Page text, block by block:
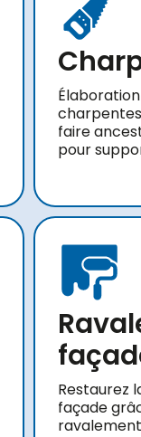
faire
pour
Restaurez
façade